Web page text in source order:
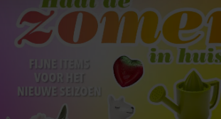
die u aan ze heeft
met onze cookies als u